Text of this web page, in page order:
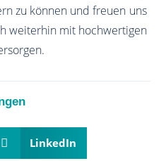
zu können und freuen uns
weiterhin mit hochwertigen
LinkedIn